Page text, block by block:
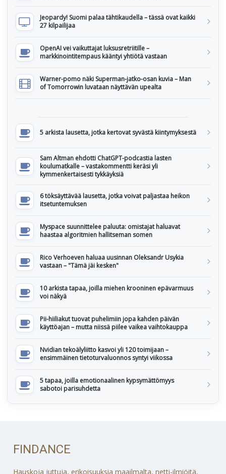
Jeopardy! Suomi palaa tähtikaudella – tässä ovat kaikki
27 kilpailijaa
OpenAI vei vaikuttajat luksusretriitille –
markkinointitempaus kääntyi yhtiötä vastaan
Warner-pomo näki Superman-jatko-osan kuvia – Man
of Tomorrowin luvataan näyttävän upealta
5 arkista lausetta, jotka kertovat syvästä kiintymyksestä
Sam Altman ehdotti ChatGPT-podcastia lasten
koulumatkalle – vastakommentti keräsi yli
kymmenkertaisesti tykkäyksiä
6 töksäyttävää lausetta, jotka voivat paljastaa heikon
itsetuntemuksen
Myspace suunnittelee paluuta: omistajat haluavat
haastaa algoritmien hallitseman somen
Rico Verhoeven haluaa uusinnan Oleksandr Usykia
vastaan – "Tämä jäi kesken"
10 arkista tapaa, joilla miehen krooninen epävarmuus
voi näkyä
Pii-hiiliakut tuovat puhelimiin jopa kahden päivän
käyttöajan – mutta niissä piilee vaikea vaihtokauppa
Nvidian tekoälyliitto kasvoi yli 120 toimijaan –
ensimmäinen tietoturvaluonnos syntyi viikossa
5 tapaa, joilla emotionaalinen kypsymättömyys
sabotoi parisuhdetta
FINDANCE
Hauskoja juttuja, erikoisuuksia maailmalta, netti-ilmiöitä,